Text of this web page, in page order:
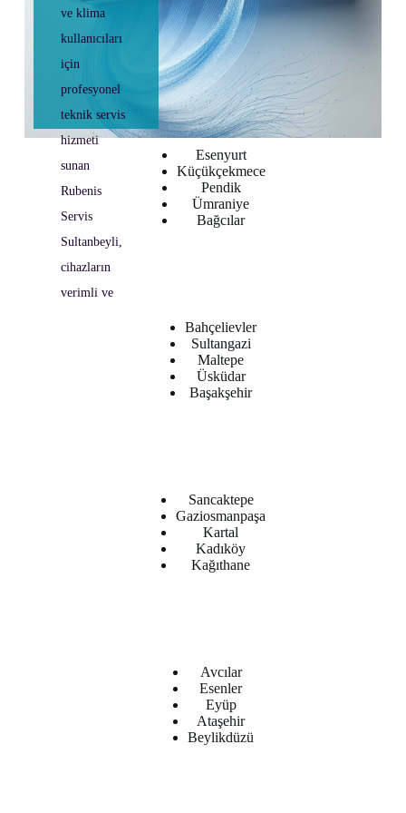
arayanlar için
"Rubenis
Servis
Bahçelievler"
ve klima
kullanıcıları
için
profesyonel
teknik servis
hizmeti
sunan
Rubenis
Servis
Sultanbeyli,
cihazların
verimli ve
Esenyurt
Küçükçekmece
Pendik
Ümraniye
Bağcılar
Bahçelievler
Sultangazi
Maltepe
Üsküdar
Başakşehir
Sancaktepe
Gaziosmanpaşa
Kartal
Kadıköy
Kağıthane
Avcılar
Esenler
Eyüp
Ataşehir
Beylikdüzü